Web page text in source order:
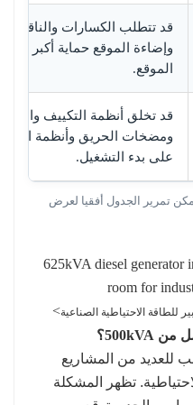
قد تتطلب الكسارات
وإضاءة الموقع حماية أكبر من
الموقع.
قد تخلق أنظمة التكييف
ومضخات الحريق وأنظمة
على بدء التشغيل.
تمرير الجدول أفقيا لعرض
>
للعديد من المشاريع
تظهر المشكلة